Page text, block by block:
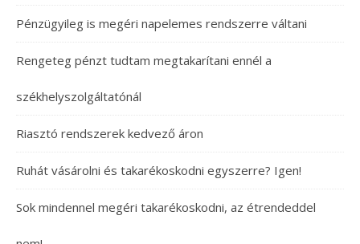
Pénzügyileg is megéri napelemes rendszerre váltani
Rengeteg pénzt tudtam megtakarítani ennél a
székhelyszolgáltatónál
Riasztó rendszerek kedvező áron
Ruhát vásárolni és takarékoskodni egyszerre? Igen!
Sok mindennel megéri takarékoskodni, az étrendeddel